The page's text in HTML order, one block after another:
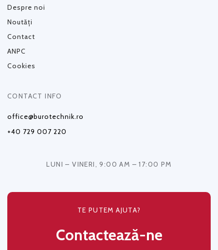
Despre noi
Noutăți
Contact
ANPC
Cookies
CONTACT INFO
office@burotechnik.ro
+40 729 007 220
LUNI – VINERI, 9:00 AM – 17:00 PM
TE PUTEM AJUTA?
Contactează-ne